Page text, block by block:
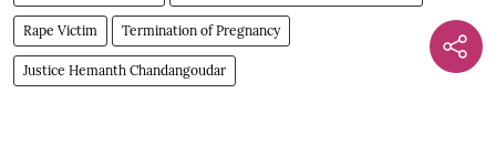
Rape Victim Termination of Pregnancy
Justice Hemanth Chandangoudar